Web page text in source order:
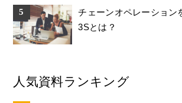
チェーンオペレーション
3Sとは？
人気資料ランキング